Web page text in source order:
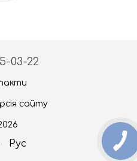
03-22
сайту
Рус